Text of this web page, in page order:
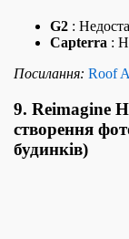
G2 :
Capterra :
Посилання: Roof
9. Reimagine
створення
будинків)